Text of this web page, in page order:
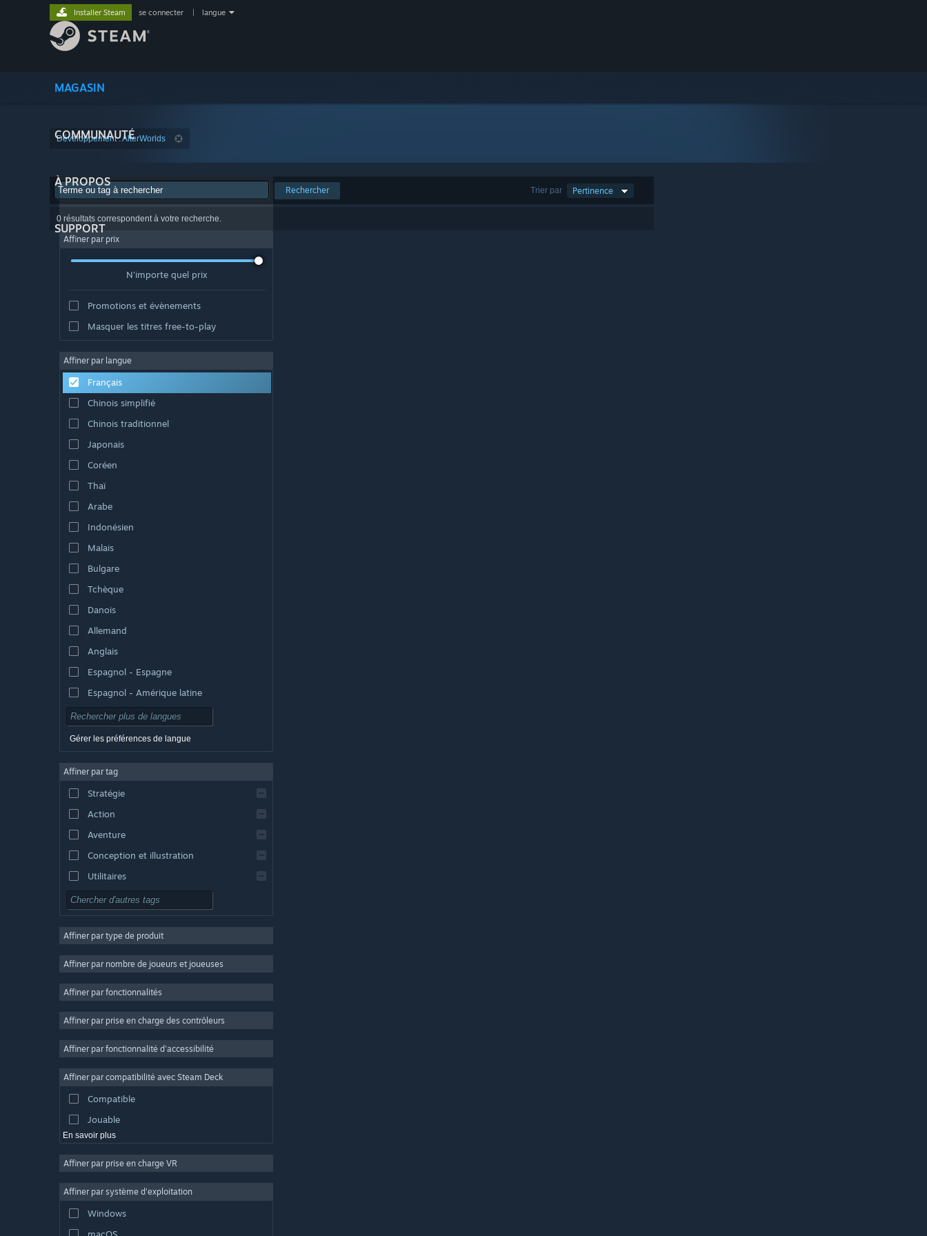
MAGASIN
COMMUNAUTÉ
À PROPOS
SUPPORT
Installer Steam se connecter langue
Développement : AlterWorlds
Trier par Pertinence
Rechercher
0 résultats correspondent à votre recherche.
Affiner par prix
N'importe quel prix
Promotions et évènements
Masquer les titres free-to-play
Affiner par langue
Français
Chinois simplifié
Chinois traditionnel
Japonais
Coréen
Thaï
Arabe
Indonésien
Malais
Bulgare
Tchèque
Danois
Allemand
Anglais
Espagnol - Espagne
Espagnol - Amérique latine
Gérer les préférences de langue
Affiner par tag
Stratégie
Action
Aventure
Conception et illustration
Utilitaires
Free-to-play
Massivement multijoueur
Indépendant
Casual
Simulation
Production vidéo
Retouche photo
Affiner par type de produit
Affiner par nombre de joueurs et joueuses
Affiner par fonctionnalités
Affiner par prise en charge des contrôleurs
Affiner par fonctionnalité d'accessibilité
Affiner par compatibilité avec Steam Deck
Compatible
Jouable
En savoir plus
Affiner par prise en charge VR
Affiner par système d'exploitation
Windows